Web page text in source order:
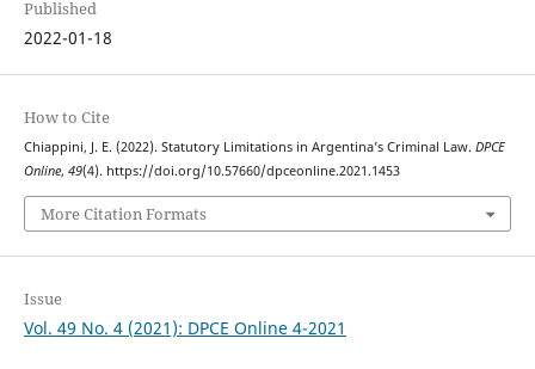
Published
2022-01-18
How to Cite
Chiappini, J. E. (2022). Statutory Limitations in Argentina’s Criminal Law. DPCE
Online, 49(4). https://doi.org/10.57660/dpceonline.2021.1453
More Citation Formats
Issue
Vol. 49 No. 4 (2021): DPCE Online 4-2021